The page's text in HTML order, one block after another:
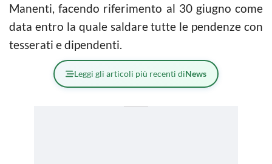
Manenti, facendo riferimento al 30 giugno come
data entro la quale saldare tutte le pendenze con
tesserati e dipendenti.
Leggi gli articoli più recenti diNews